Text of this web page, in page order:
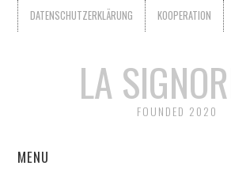
DATENSCHUTZERKLÄRUNG KOOPERATION
LA
FOUNDED 2020
MENU